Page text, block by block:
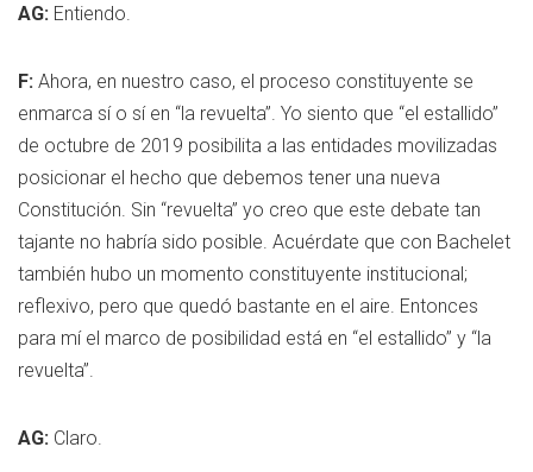
AG: Entiendo.
F: Ahora, en nuestro caso, el proceso constituyente se
enmarca sí o sí en “la revuelta”. Yo siento que “el estallido”
de octubre de 2019 posibilita a las entidades movilizadas
posicionar el hecho que debemos tener una nueva
Constitución. Sin “revuelta” yo creo que este debate tan
tajante no habría sido posible. Acuérdate que con Bachelet
también hubo un momento constituyente institucional;
reflexivo, pero que quedó bastante en el aire. Entonces
para mí el marco de posibilidad está en “el estallido” y “la
revuelta”.
AG: Claro.